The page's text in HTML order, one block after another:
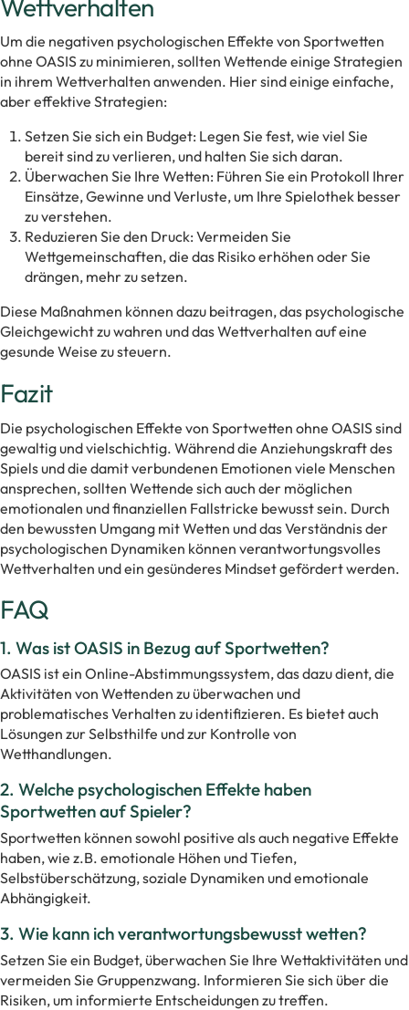
Wettverhalten
Um die negativen psychologischen Effekte von Sportwetten
ohne OASIS zu minimieren, sollten Wettende einige Strategien
in ihrem Wettverhalten anwenden. Hier sind einige einfache,
aber effektive Strategien:
Setzen Sie sich ein Budget: Legen Sie fest, wie viel Sie
bereit sind zu verlieren, und halten Sie sich daran.
Überwachen Sie Ihre Wetten: Führen Sie ein Protokoll Ihrer
Einsätze, Gewinne und Verluste, um Ihre Spielothek besser
zu verstehen.
Reduzieren Sie den Druck: Vermeiden Sie
Wettgemeinschaften, die das Risiko erhöhen oder Sie
drängen, mehr zu setzen.
Diese Maßnahmen können dazu beitragen, das psychologische
Gleichgewicht zu wahren und das Wettverhalten auf eine
gesunde Weise zu steuern.
Fazit
Die psychologischen Effekte von Sportwetten ohne OASIS sind
gewaltig und vielschichtig. Während die Anziehungskraft des
Spiels und die damit verbundenen Emotionen viele Menschen
ansprechen, sollten Wettende sich auch der möglichen
emotionalen und finanziellen Fallstricke bewusst sein. Durch
den bewussten Umgang mit Wetten und das Verständnis der
psychologischen Dynamiken können verantwortungsvolles
Wettverhalten und ein gesünderes Mindset gefördert werden.
FAQ
1. Was ist OASIS in Bezug auf Sportwetten?
OASIS ist ein Online-Abstimmungssystem, das dazu dient, die
Aktivitäten von Wettenden zu überwachen und
problematisches Verhalten zu identifizieren. Es bietet auch
Lösungen zur Selbsthilfe und zur Kontrolle von
Wetthandlungen.
2. Welche psychologischen Effekte haben
Sportwetten auf Spieler?
Sportwetten können sowohl positive als auch negative Effekte
haben, wie z.B. emotionale Höhen und Tiefen,
Selbstüberschätzung, soziale Dynamiken und emotionale
Abhängigkeit.
3. Wie kann ich verantwortungsbewusst wetten?
Setzen Sie ein Budget, überwachen Sie Ihre Wettaktivitäten und
vermeiden Sie Gruppenzwang. Informieren Sie sich über die
Risiken, um informierte Entscheidungen zu treffen.